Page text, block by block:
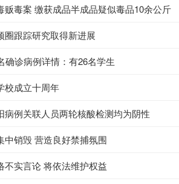
贩毒案 缴获成品半成品疑似毒品10余公斤
圈跟踪研究取得新进展
确诊病例详情：有26名学生
校成立十周年
病例关联人员两轮核酸检测均为阴性
中销毁 营造良好禁捕氛围
不实言论 将依法维护权益